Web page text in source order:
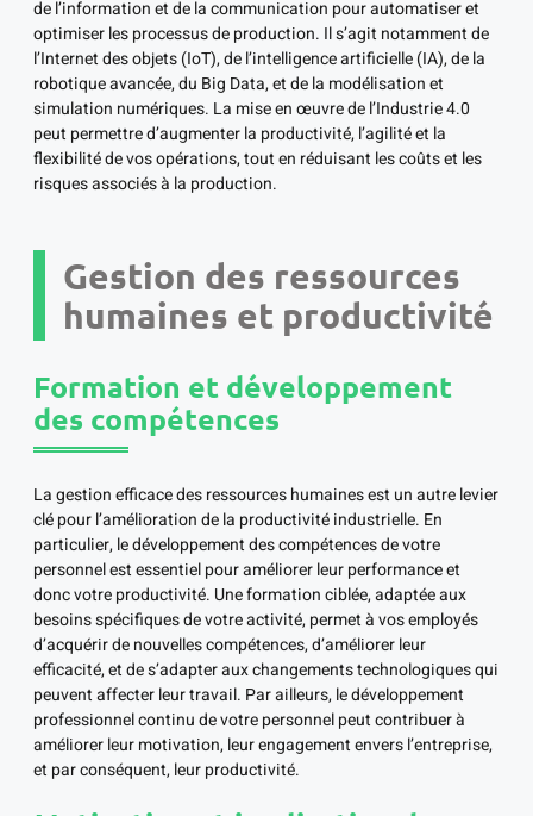
de l’information et de la communication pour automatiser et
optimiser les processus de production. Il s’agit notamment de
l’Internet des objets (IoT), de l’intelligence artificielle (IA), de la
robotique avancée, du Big Data, et de la modélisation et
simulation numériques. La mise en œuvre de l’Industrie 4.0
peut permettre d’augmenter la productivité, l’agilité et la
flexibilité de vos opérations, tout en réduisant les coûts et les
risques associés à la production.
Gestion des ressources
humaines et productivité
Formation et développement
des compétences
La gestion efficace des ressources humaines est un autre levier
clé pour l’amélioration de la productivité industrielle. En
particulier, le développement des compétences de votre
personnel est essentiel pour améliorer leur performance et
donc votre productivité. Une formation ciblée, adaptée aux
besoins spécifiques de votre activité, permet à vos employés
d’acquérir de nouvelles compétences, d’améliorer leur
efficacité, et de s’adapter aux changements technologiques qui
peuvent affecter leur travail. Par ailleurs, le développement
professionnel continu de votre personnel peut contribuer à
améliorer leur motivation, leur engagement envers l’entreprise,
et par conséquent, leur productivité.